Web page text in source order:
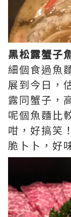
黑松露蟹子
細個食過魚
展到今日，
露同蟹子，
呢個魚麵比
咁，好搞笑
脆卜卜，好